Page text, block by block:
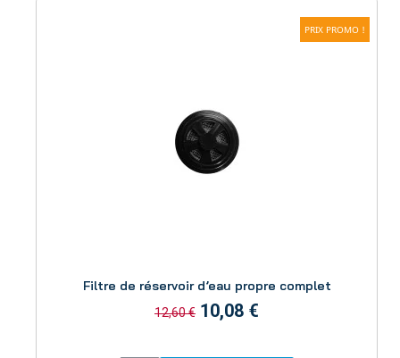
PRIX PROMO !
Filtre de réservoir d’eau propre complet
12,60 € 10,08 €